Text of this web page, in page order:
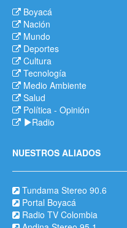
Boyacá
Nación
Mundo
Deportes
Cultura
Tecnología
Medio Ambiente
Salud
Política - Opinión
Radio
NUESTROS ALIADOS
Tundama Stereo 90.6
Portal Boyacá
Radio TV Colombia